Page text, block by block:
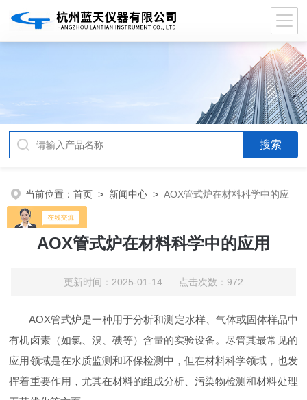
当前位置：首页 > 新闻中心 >AOX管式炉在材料科学中的应
用
AOX管式炉在材料科学中的应用
更新时间：2025-01-14 点击次数：972
AOX管式炉是一种用于分析和测定水样、气体或固体样品中
有机卤素（如氯、溴、碘等）含量的实验设备。尽管其最常见的
应用领域是在水质监测和环保检测中，但在材料科学领域，也发
挥着重要作用，尤其在材料的组成分析、污染物检测和材料处理